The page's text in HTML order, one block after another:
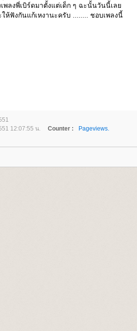
เพลงพี่เบิร์ดมาตั้งแต่เด็ก ๆ ฉะนั้นวันนี้เล
ให้ฟังกันแก้เหงานะครับ ........ ชอบเพลงนี้
12:07:55 น. Counter :
Pageviews.